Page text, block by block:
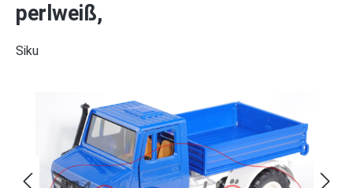
perlweiß,
Siku
Bildergalerie überspringen